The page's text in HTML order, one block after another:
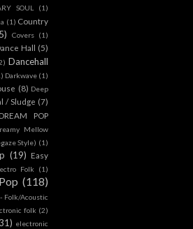
SOUL
(1)
(1) Country
Covers (1)
Hall (5)
Dancehall
Darkwave (1)
(8) Deep
/ Sludge (7)
DREAM POP
Mellow
Style) (1)
(19) Easy
Folk (1)
(118)
Folk/Acoustic
folk (2)
electronic